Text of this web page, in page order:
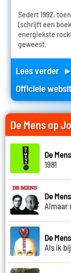
Sedert 1992,
(schrijft een
energiekste
geweest.
Lees verder ►
Officiele
De Mens op
De Mens
1981
De Mens
Almaar
De Mens
Als ik